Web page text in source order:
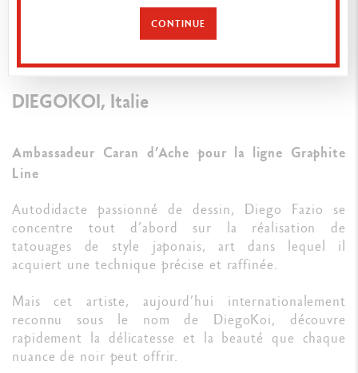
DIEGOKOI, Italie
Ambassadeur Caran d’Ache pour la ligne Graphite
Line
Autodidacte passionné de dessin, Diego Fazio se
concentre tout d’abord sur la réalisation de
tatouages de style japonais, art dans lequel il
acquiert une technique précise et raffinée.
Mais cet artiste, aujourd’hui internationalement
reconnu sous le nom de DiegoKoi, découvre
rapidement la délicatesse et la beauté que chaque
nuance de noir peut offrir.
CONTINUE